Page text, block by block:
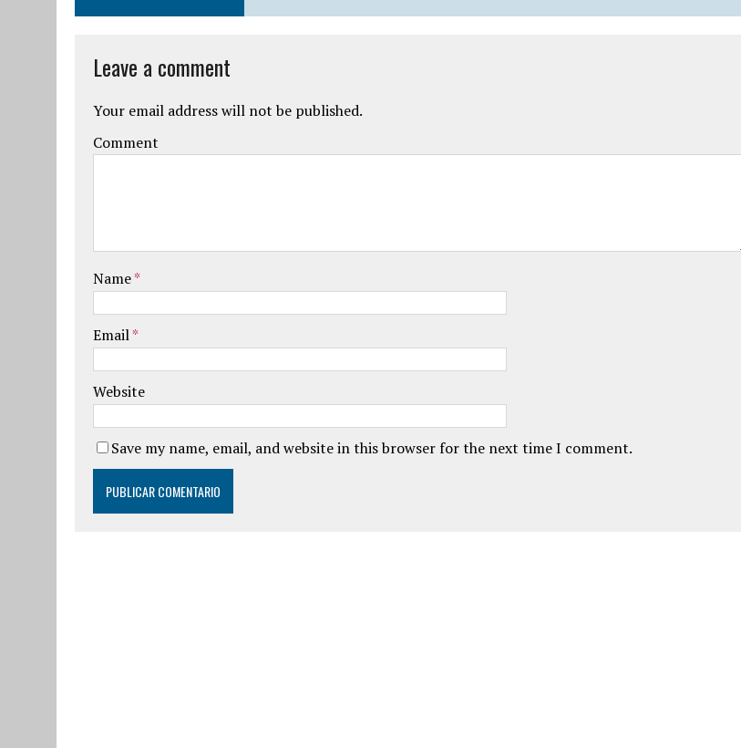
Leave a comment
Your email address will not be published.
Comment
Name*
Email*
Website
Save my name, email, and website in this browser for the next time I comment.